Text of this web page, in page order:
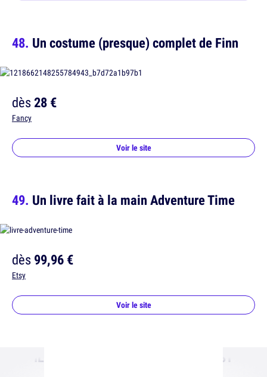
Un costume (presque) complet de Finn
dès28 €
Fancy
Voir le site
Un livre fait à la main Adventure Time
dès99,96 €
Etsy
Voir le site
ILS NE SONT PLUS DISPOS, ET C'EST